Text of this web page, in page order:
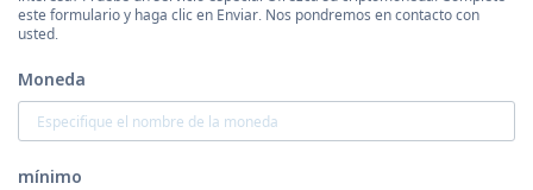
este formulario y haga clic en Enviar. Nos pondremos en contacto con
usted.
Moneda
mínimo